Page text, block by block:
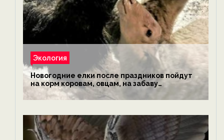
Экология
Новогодние елки после праздников пойдут
на корм коровам, овцам, на забаву
обезьянам, львам и леопардам — новости
экологии на ECOportal